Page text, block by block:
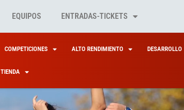
EQUIPOS ENTRADAS-TICKETS
COMPETICIONES ALTO RENDIMIENTO DESARROLLO
TIENDA